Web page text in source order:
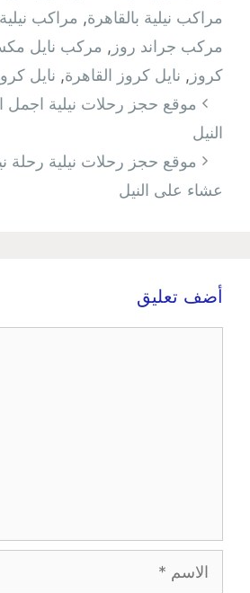
مراكب نيلية بالقاهرة, مراكب
مركب جراند روز , مركب نايل
كروز , نايل كروز القاهرة, نايل
تصفّح
المقالات
موقع حجز رحلات نيلية اجمل
النيل
موقع حجز رحلات نيلية رحلة
عشاء على النيل
أضف تعليق
الاسم